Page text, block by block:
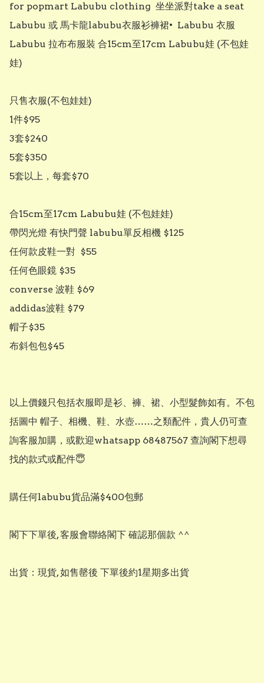
for popmart Labubu clothing  坐坐派對take a seat
Labubu 或 馬卡龍labubu衣服衫褲裙•  Labubu 衣服
Labubu 拉布布服裝 合15cm至17cm Labubu娃 (不包娃
娃)
只售衣服(不包娃娃)
1件$95
3套$240
5套$350
5套以上，每套$70
合15cm至17cm Labubu娃 (不包娃娃)
帶閃光燈 有快門聲 labubu單反相機 $125
任何款皮鞋一對  $55
任何色眼鏡 $35
converse 波鞋 $69
addidas波鞋 $79
帽子$35
布斜包包$45
以上價錢只包括衣服即是衫、褲、裙、小型髮飾如有。不包
括圖中 帽子、相機、鞋、水壺……之類配件，貴人仍可查
詢客服加購，或歡迎whatsapp 68487567 查詢閣下想尋
找的款式或配件😇
購任何labubu貨品滿$400包郵
閣下下單後, 客服會聯絡閣下 確認那個款 ^^
出貨：現貨, 如售罄後 下單後約1星期多出貨